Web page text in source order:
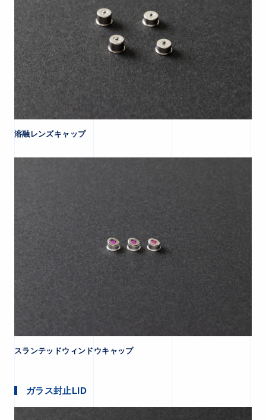
溶融レンズキャップ
スランテッドウィンドウキャップ
ガラス封止LID